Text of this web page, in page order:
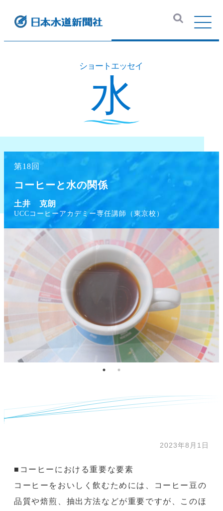
第18回
コーヒーと水の関係
土井 克朗
UCCコーヒーアカデミー専任講師（東京校）
2023年8月1日
■コーヒーにおける重要な要素
コーヒーをおいしく飲むためには、コーヒー豆の
品質や焙煎、抽出方法などが重要ですが、このほ